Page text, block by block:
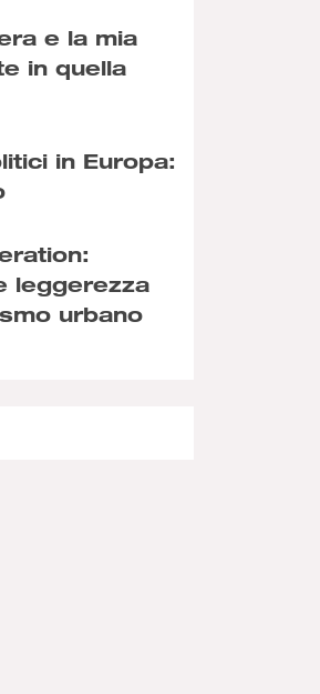
e la mia
in quella
in Europa:
leggerezza
urbano